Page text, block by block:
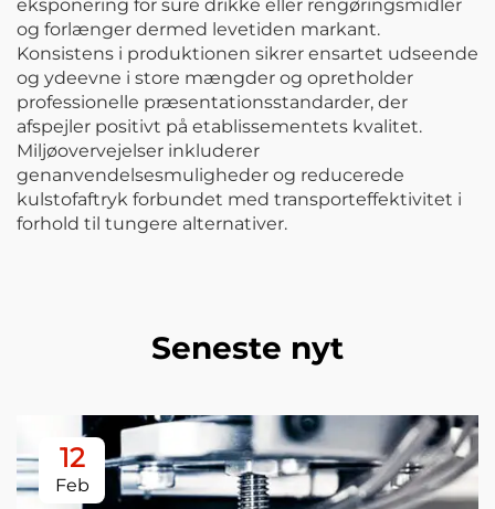
eksponering for sure drikke eller rengøringsmidler
og forlænger dermed levetiden markant.
Konsistens i produktionen sikrer ensartet udseende
og ydeevne i store mængder og opretholder
professionelle præsentationsstandarder, der
afspejler positivt på etablissementets kvalitet.
Miljøovervejelser inkluderer
genanvendelsesmuligheder og reducerede
kulstofaftryk forbundet med transporteffektivitet i
forhold til tungere alternativer.
Seneste nyt
12
Feb